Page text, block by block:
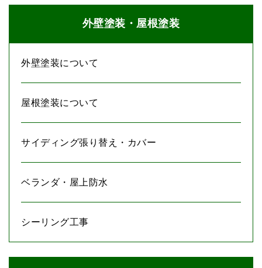
に、私・曽我部も工事部長・松川も職人魂に火がつ
いてしまいました（笑）） 冒頭のYouTube動画
で語りました私の想いの要旨を、 文章で書き起こ
らせてもらえていない若い職人が多いんです。 本
当はお客様の方を向いて、お客様のために丁寧な仕
事をしたいと思っているのに、 そういう場に恵ま
装っていうのは素晴らしいものなんだよということ
を もっともっと伝えていきたいですね。 今いる場
所では一流を目指せないんだったら、 その道筋を
外壁塗装・屋根塗装
外壁塗装について
屋根塗装について
サイディング張り替え・カバー
ベランダ・屋上防水
シーリング工事